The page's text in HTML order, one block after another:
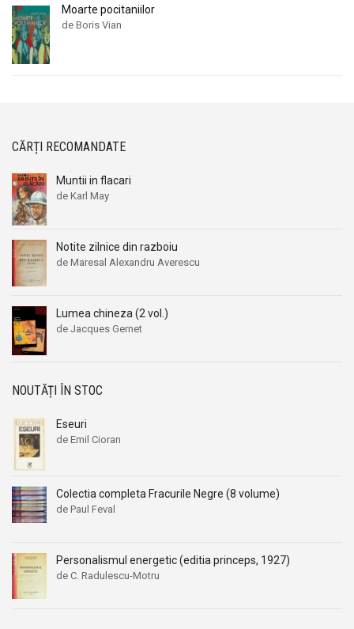
Moarte pocitaniilor
de Boris Vian
CĂRȚI RECOMANDATE
Muntii in flacari
de Karl May
Notite zilnice din razboiu
de Maresal Alexandru Averescu
Lumea chineza (2 vol.)
de Jacques Gernet
NOUTĂȚI ÎN STOC
Eseuri
de Emil Cioran
Colectia completa Fracurile Negre (8 volume)
de Paul Feval
Personalismul energetic (editia princeps, 1927)
de C. Radulescu-Motru